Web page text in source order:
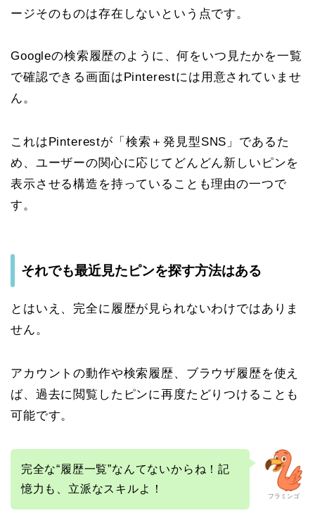
ージそのものは存在しないという点です。
Googleの検索履歴のように、何をいつ見たかを一覧
で確認できる画面はPinterestには用意されていませ
ん。
これはPinterestが「検索＋発見型SNS」であるた
め、ユーザーの関心に応じてどんどん新しいピンを
表示させる構造を持っていることも理由の一つで
す。
それでも最近見たピンを探す方法はある
とはいえ、完全に履歴が見られないわけではありま
せん。
アカウントの動作や検索履歴、ブラウザ履歴を使え
ば、過去に閲覧したピンに再度たどりつけることも
可能です。
フラミンゴ
完全な“履歴一覧”なんてないからね！記
憶力も、立派なスキルよ！